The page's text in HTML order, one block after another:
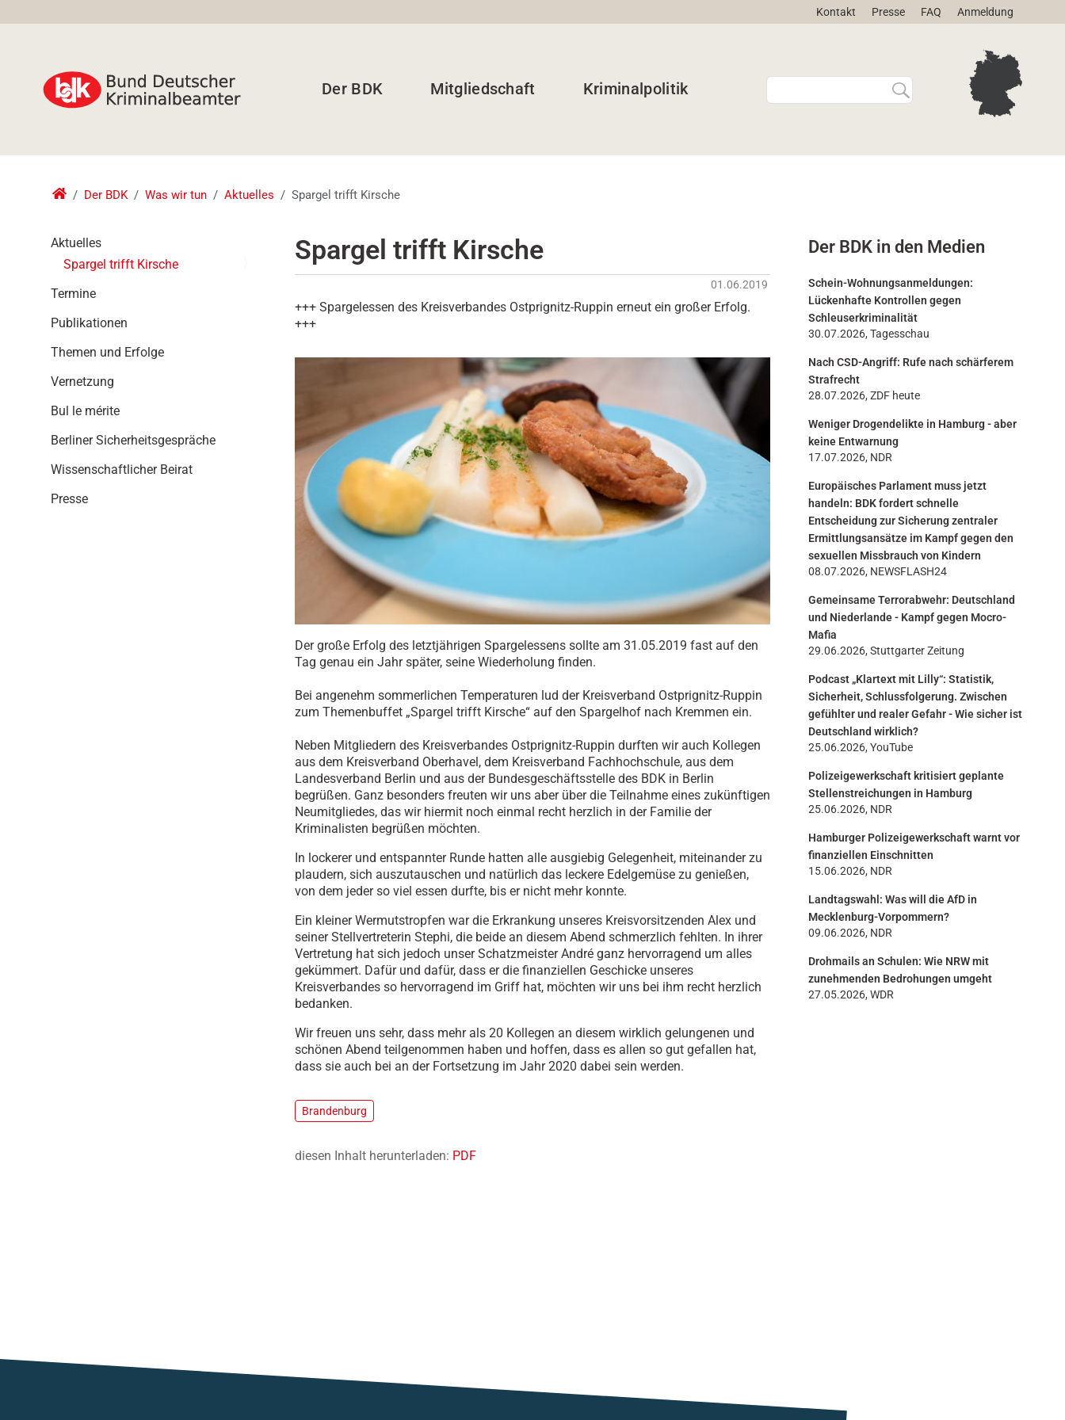
Kontakt Presse FAQ Anmeldung
Der BDK Mitgliedschaft Kriminalpolitik
W
e
s
E
r
c
Der BDK Was wir tun Aktuelles Spargel trifft Kirsche
Spargel trifft Kirsche
01.06.2019
+++ Spargelessen des Kreisverbandes Ostprignitz-Ruppin erneut ein großer Erfolg.
+++
Der große Erfolg des letztjährigen Spargelessens sollte am 31.05.2019 fast auf den
Tag genau ein Jahr später, seine Wiederholung finden.
Bei angenehm sommerlichen Temperaturen lud der Kreisverband Ostprignitz-Ruppin
zum Themenbuffet „Spargel trifft Kirsche“ auf den Spargelhof nach Kremmen ein.
Neben Mitgliedern des Kreisverbandes Ostprignitz-Ruppin durften wir auch Kollegen
aus dem Kreisverband Oberhavel, dem Kreisverband Fachhochschule, aus dem
Landesverband Berlin und aus der Bundesgeschäftsstelle des BDK in Berlin
begrüßen. Ganz besonders freuten wir uns aber über die Teilnahme eines zukünftigen
Neumitgliedes, das wir hiermit noch einmal recht herzlich in der Familie der
Kriminalisten begrüßen möchten.
In lockerer und entspannter Runde hatten alle ausgiebig Gelegenheit, miteinander zu
plaudern, sich auszutauschen und natürlich das leckere Edelgemüse zu genießen,
von dem jeder so viel essen durfte, bis er nicht mehr konnte.
Ein kleiner Wermutstropfen war die Erkrankung unseres Kreisvorsitzenden Alex und
seiner Stellvertreterin Stephi, die beide an diesem Abend schmerzlich fehlten. In ihrer
Vertretung hat sich jedoch unser Schatzmeister André ganz hervorragend um alles
gekümmert. Dafür und dafür, dass er die finanziellen Geschicke unseres
Kreisverbandes so hervorragend im Griff hat, möchten wir uns bei ihm recht herzlich
bedanken.
Wir freuen uns sehr, dass mehr als 20 Kollegen an diesem wirklich gelungenen und
schönen Abend teilgenommen haben und hoffen, dass es allen so gut gefallen hat,
dass sie auch bei an der Fortsetzung im Jahr 2020 dabei sein werden.
Brandenburg
diesen Inhalt herunterladen: PDF
Aktuelles
Spargel trifft Kirsche
Termine
Publikationen
Themen und Erfolge
Vernetzung
Bul le mérite
Berliner Sicherheitsgespräche
Wissenschaftlicher Beirat
Presse
Der BDK in den Medien
Schein-Wohnungsanmeldungen:
Lückenhafte Kontrollen gegen
Schleuserkriminalität
30.07.2026, Tagesschau
Nach CSD-Angriff: Rufe nach schärferem
Strafrecht
28.07.2026, ZDF heute
Weniger Drogendelikte in Hamburg - aber
keine Entwarnung
17.07.2026, NDR
Europäisches Parlament muss jetzt
handeln: BDK fordert schnelle
Entscheidung zur Sicherung zentraler
Ermittlungsansätze im Kampf gegen den
sexuellen Missbrauch von Kindern
08.07.2026, NEWSFLASH24
Gemeinsame Terrorabwehr: Deutschland
und Niederlande - Kampf gegen Mocro-
Mafia
29.06.2026, Stuttgarter Zeitung
Podcast „Klartext mit Lilly“: Statistik,
Sicherheit, Schlussfolgerung. Zwischen
gefühlter und realer Gefahr - Wie sicher ist
Deutschland wirklich?
25.06.2026, YouTube
Polizeigewerkschaft kritisiert geplante
Stellenstreichungen in Hamburg
25.06.2026, NDR
Hamburger Polizeigewerkschaft warnt vor
finanziellen Einschnitten
15.06.2026, NDR
Landtagswahl: Was will die AfD in
Mecklenburg-Vorpommern?
09.06.2026, NDR
Drohmails an Schulen: Wie NRW mit
zunehmenden Bedrohungen umgeht
27.05.2026, WDR